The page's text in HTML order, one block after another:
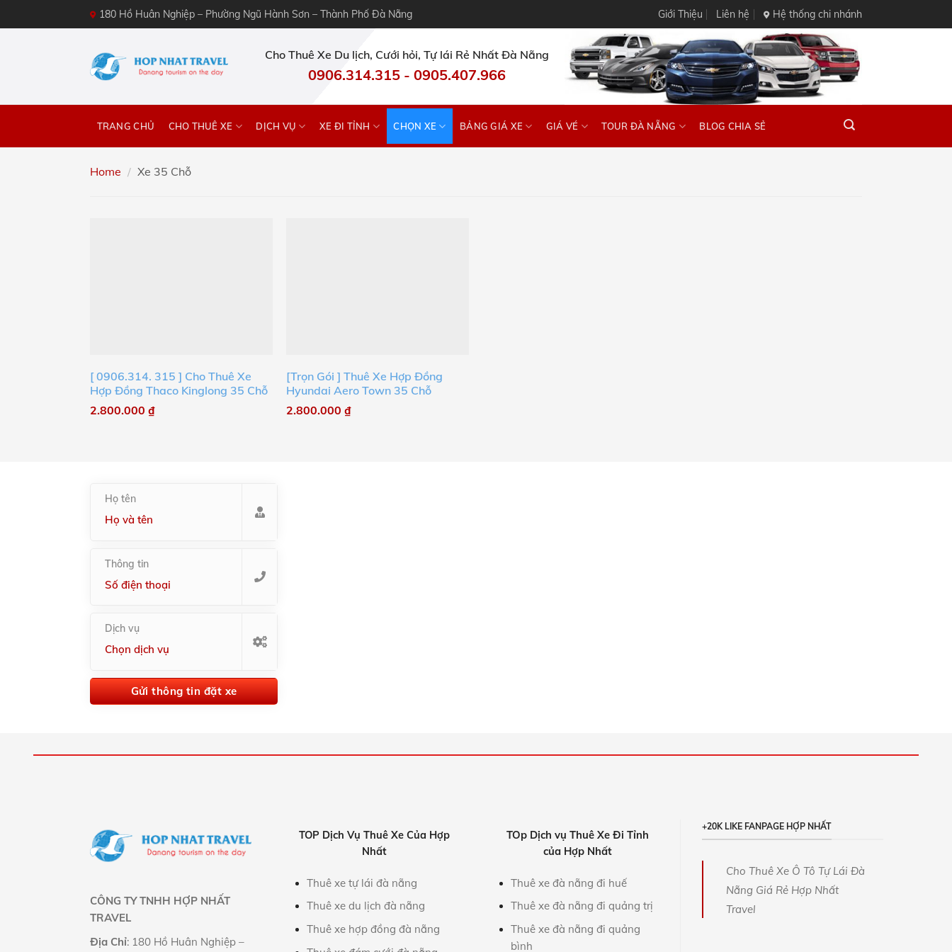
180 Hồ Huân Nghiệp – Phường Ngũ Hành Sơn – Thành Phố Đà Nẵng Giới Thiệu Liên hệ Hệ thống chi nhánh
Cho Thuê Xe Du lịch, Cưới hỏi, Tự lái Rẻ Nhất Đà Nẵng
0906.314.315 - 0905.407.966
TRANG CHỦ CHO THUÊ XE DỊCH VỤ XE ĐI TỈNH CHỌN XE BẢNG GIÁ XE GIÁ VÉ TOUR ĐÀ NẴNG BLOG CHIA SẺ
Home / Xe 35 Chỗ
[ 0906.314. 315 ] Cho Thuê Xe
Hợp Đồng Thaco Kinglong 35 Chỗ
2.800.000 ₫
[Trọn Gói ] Thuê Xe Hợp Đồng
Hyundai Aero Town 35 Chỗ
2.800.000₫
Họ tên
Thông tin
Dịch vụ
CÔNG TY TNHH HỢP NHẤT
TRAVEL
Địa Chỉ: 180 Hồ Huân Nghiệp –
TOP Dịch Vụ Thuê Xe Của Hợp
Nhất
Thuê xe tự lái đà nẵng
Thuê xe du lịch đà nẵng
Thuê xe hợp đồng đà nẵng
TOp Dịch vụ Thuê Xe Đi Tỉnh
của Hợp Nhất
Thuê xe đà nẵng đi huế
Thuê xe đà nẵng đi quảng trị
Thuê xe đà nẵng đi quảng
bình
+20K LIKE FANPAGE HỢP NHẤT
Cho Thuê Xe Ô Tô Tự Lái Đà
Nẵng Giá Rẻ Hợp Nhất
Travel